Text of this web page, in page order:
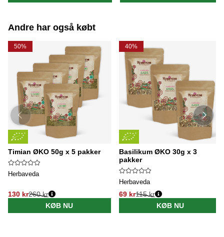
Andre har også købt
50%
Timian ØKO 50g x 5 pakker
Herbaveda
130 kr260 kr
KØB NU
40%
Basilikum ØKO 30g x 3
pakker
Herbaveda
69 kr115 kr
KØB NU